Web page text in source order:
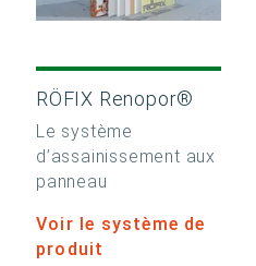
RÖFIX Renopor®
Le système
d’assainissement aux
panneau
Voir le système de
produit